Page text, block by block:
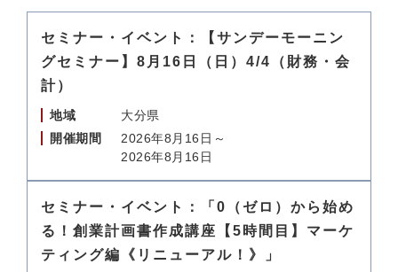
セミナー・イベント：【サンデーモーニン
グセミナー】8月16日（日）4/4（財務・会
計）
地域
大分県
開催期間
2026年8月16日～
2026年8月16日
セミナー・イベント：「0（ゼロ）から始め
る！創業計画書作成講座【5時間目】マーケ
ティング編《リニューアル！》」